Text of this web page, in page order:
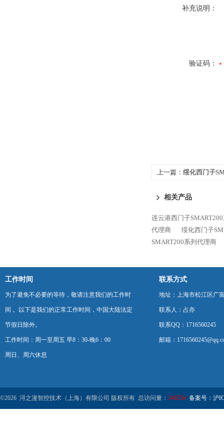
补充说明：
验证码：
上一篇： 绥化西门子
相关产品
连云港西门子
代理商
绥化西门子
SMART200系列代理商
工作时间
为了避免不必要的等待，敬请注意我们的工作时
间 。以下是我们的正常工作时间，中国大陆法定
节假日除外。
工作时间：周一至周五 早8：30-晚6：00
周日、周六休息
联系方式
地址：上海市松江区广
联系人：占亦
联系QQ：1716560245
邮箱：
©2026 浔之漫智控技术（上海）有限公司 版权所有 总访问量： 546354 备案号：沪